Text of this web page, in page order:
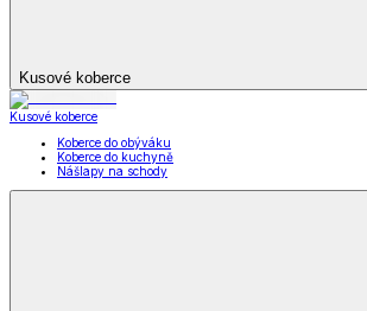
Kusové koberce
Kusové koberce
Koberce do obýváku
Koberce do kuchyně
Nášlapy na schody